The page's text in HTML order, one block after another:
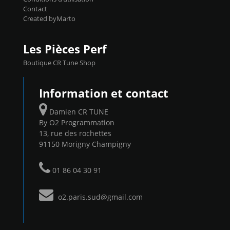
Contact
Created byMarto
Les Pièces Perf
Boutique CR Tune Shop
Information et contact
Damien CR TUNE
By O2 Programmation
13, rue des rochettes
91150 Morigny Champigny
01 86 04 30 91
o2.paris.sud@gmail.com